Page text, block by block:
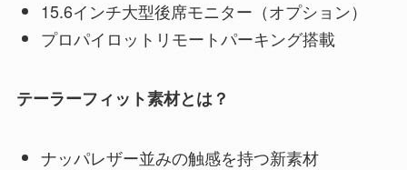
15.6インチ大型後席モニター（オプション）
プロパイロットリモートパーキング搭載
テーラーフィット素材とは？
ナッパレザー並みの触感を持つ新素材